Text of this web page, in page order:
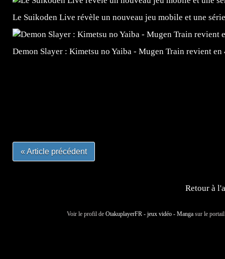
Le Suikoden Live révèle un nouveau jeu mobile et une
Demon Slayer : Kimetsu no Yaiba - Mugen Train revient en
« Article précédent
Retour à
Voir le profil de OtakuplayerFR - jeux vidéo - Manga sur le